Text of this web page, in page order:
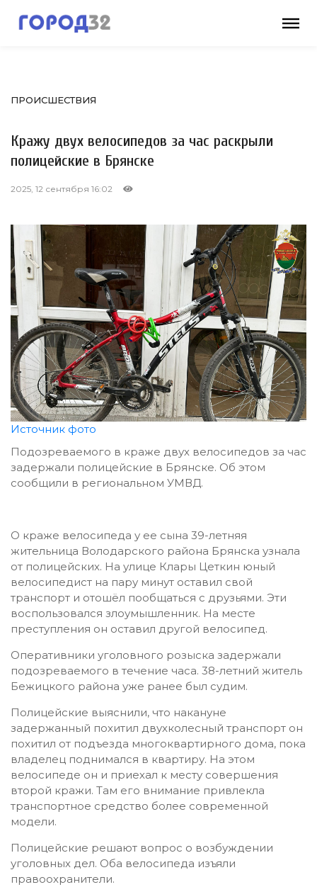
ПРОИСШЕСТВИЯ
Кражу двух велосипедов за час раскрыли
полицейские в Брянске
2025, 12 сентября 16:02
Источник фото
Подозреваемого в краже двух велосипедов за час
задержали полицейские в Брянске. Об этом
сообщили в региональном УМВД.
О краже велосипеда у ее сына 39-летняя
жительница Володарского района Брянска узнала
от полицейских. На улице Клары Цеткин юный
велосипедист на пару минут оставил свой
транспорт и отошёл пообщаться с друзьями. Эти
воспользовался злоумышленник. На месте
преступления он оставил другой велосипед.
Оперативники уголовного розыска задержали
подозреваемого в течение часа. 38-летний житель
Бежицкого района уже ранее был судим.
Полицейские выяснили, что накануне
задержанный похитил двухколесный транспорт он
похитил от подъезда многоквартирного дома, пока
владелец поднимался в квартиру. На этом
велосипеде он и приехал к месту совершения
второй кражи. Там его внимание привлекла
транспортное средство более современной
модели.
Полицейские решают вопрос о возбуждении
уголовных дел. Оба велосипеда изъяли
правоохранители.